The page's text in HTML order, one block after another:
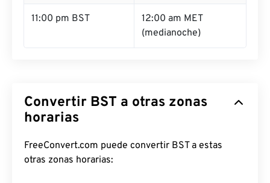
11:00 pm BST
12:00 am MET
(medianoche)
Convertir BST a otras zonas
horarias
FreeConvert.com puede convertir BST a estas
otras zonas horarias: